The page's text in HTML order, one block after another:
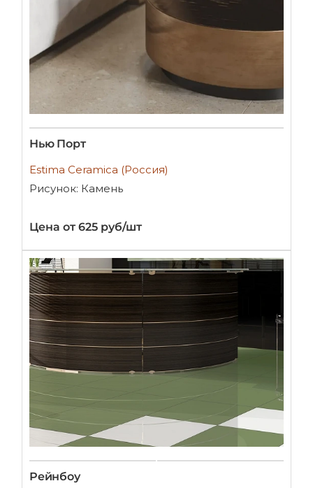
Нью Порт
Estima Ceramica (Россия)
Рисунок: Камень
Цена от 625 руб/шт
Рейнбоу